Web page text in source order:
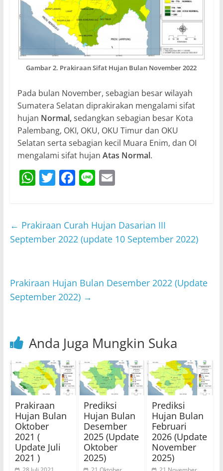
Gambar 2. Prakiraan Sifat Hujan Bulan November 2022
Pada bulan November, sebagian besar wilayah
Sumatera Selatan diprakirakan mengalami sifat
hujan Normal,sedangkan sebagian besar Kota
Palembang, OKI, OKU, OKU Timur dan OKU
Selatan serta sebagian kecil Muara Enim, dan OI
mengalami sifat hujan Atas Normal.
W
s
A
T
er
F
e
b
k
Li E
l
← Prakiraan Curah Hujan Dasarian III
September 2022 (update 10 September 2022)
Prakiraan Hujan Bulan Desember 2022 (Update
September 2022) →
Anda Juga Mungkin Suka
Prakiraan
Hujan Bulan
Oktober
2021 (
Update Juli
2021 )
Prediksi
Hujan Bulan
Desember
2025 (Update
Oktober
2025)
Prediksi
Hujan Bulan
Februari
2026 (Update
November
2025)